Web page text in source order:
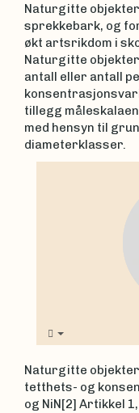
Naturgitte
sprekkebark, og
økt artsrikdom i
Naturgitte
antall eller antall
tillegg
med hensyn til
diameterklasser.
Naturgitte
tetthets- og
og NiN[2] Artikkel